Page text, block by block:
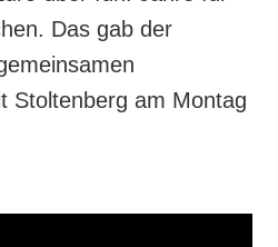
Das gab der
Stoltenberg am Montag